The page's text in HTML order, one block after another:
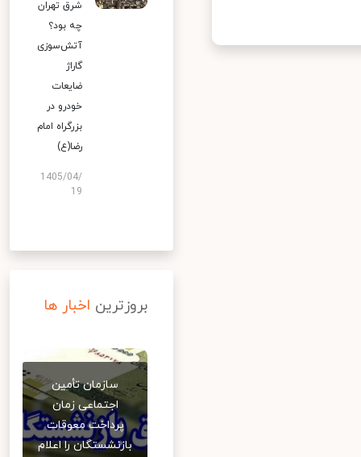
شرق تهران
چه بود؟
آتش‌سوزی
گاراژ
ضایعات
خودرو در
بزرگراه امام
رضا(ع)
1405/04/
19
بروزترین اخبار ها
سازمان تأمین
اجتماعی زمان
پرداخت معوقات
بازنشستگان را اعلام